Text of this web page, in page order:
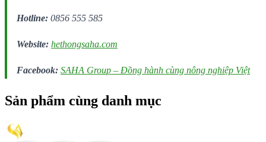
Hotline: 0856 555 585
Website: hethongsaha.com
Facebook: SAHA Group – Đồng hành cùng nông nghiệp Việt
Sản phẩm cùng danh mục